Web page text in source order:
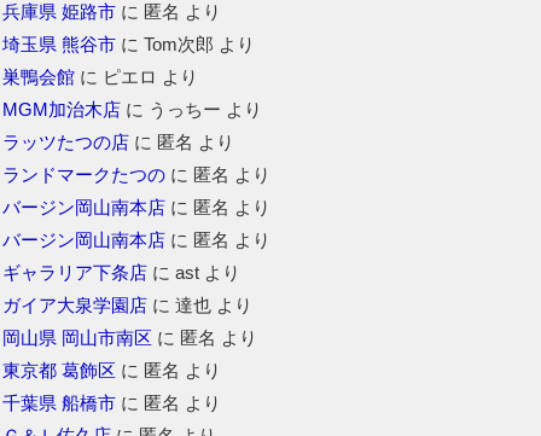
兵庫県 姫路市 に 匿名 より
埼玉県 熊谷市 にTom次郎 より
巣鴨会館 に ピエロ より
MGM加治木店 に うっちー より
ラッツたつの店 に 匿名 より
ランドマークたつの に 匿名 より
バージン岡山南本店 に 匿名 より
バージン岡山南本店 に 匿名 より
ギャラリア下条店 にast より
ガイア大泉学園店 に達也 より
岡山県 岡山市南区 に 匿名 より
東京都 葛飾区 に 匿名 より
千葉県 船橋市 に 匿名 より